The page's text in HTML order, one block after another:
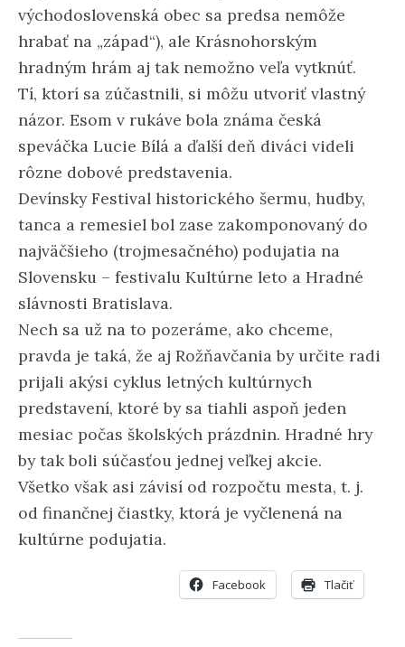
východoslovenská obec sa predsa nemôže
hrabať na „západ“), ale Krásnohorským
hradným hrám aj tak nemožno veľa vytknúť.
Tí, ktorí sa zúčastnili, si môžu utvoriť vlastný
názor. Esom v rukáve bola známa česká
speváčka Lucie Bílá a ďalší deň diváci videli
rôzne dobové predstavenia.
Devínsky Festival historického šermu, hudby,
tanca a remesiel bol zase zakomponovaný do
najväčšieho (trojmesačného) podujatia na
Slovensku – festivalu Kultúrne leto a Hradné
slávnosti Bratislava.
Nech sa už na to pozeráme, ako chceme,
pravda je taká, že aj Rožňavčania by určite radi
prijali akýsi cyklus letných kultúrnych
predstavení, ktoré by sa tiahli aspoň jeden
mesiac počas školských prázdnin. Hradné hry
by tak boli súčasťou jednej veľkej akcie.
Všetko však asi závisí od rozpočtu mesta, t. j.
od finančnej čiastky, ktorá je vyčlenená na
kultúrne podujatia.
Facebook Tlačiť